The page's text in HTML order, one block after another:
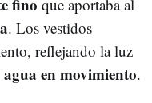
que aportaba al
. Los vestidos
reflejando la luz
agua en movimiento.